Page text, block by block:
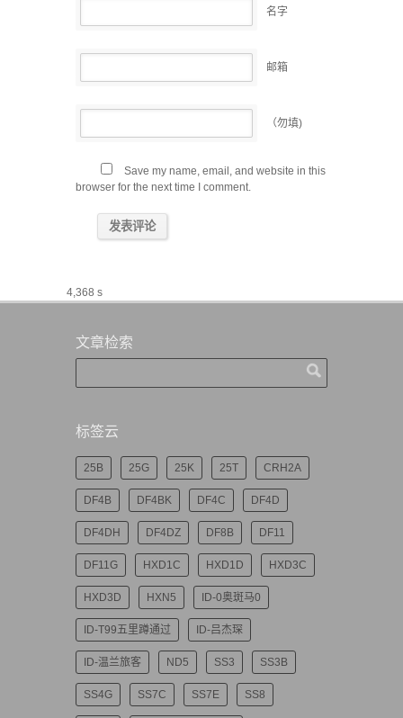
名字
邮箱
（勿填)
Save my name, email, and website in this
browser for the next time I comment.
4,368 s
文章检索
标签云
25B 25G 25K 25T CRH2A
DF4B DF4BK DF4C DF4D
DF4DH DF4DZ DF8B DF11
DF11G HXD1C HXD1D HXD3C
HXD3D HXN5 ID-0奥斑马0
ID-T99五里蹲通过 ID-吕杰琛
ID-温兰旅客 ND5 SS3 SS3B
SS4G SS7C SS7E SS8